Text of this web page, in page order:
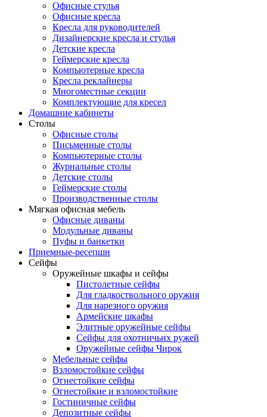
Офисные стулья
Офисные кресла
Кресла для руководителей
Дизайнерские кресла и стулья
Детские кресла
Геймерские кресла
Компьютерные кресла
Кресла реклайнеры
Многоместные секции
Комплектующие для кресел
Домашние кабинеты
Столы
Офисные столы
Письменные столы
Компьютерные столы
Журнальные столы
Детские столы
Геймерские столы
Производственные столы
Мягкая офисная мебель
Офисные диваны
Модульные диваны
Пуфы и банкетки
Приемные-ресепшн
Сейфы
Оружейные шкафы и сейфы
Пистолетные сейфы
Для гладкоствольного оружия
Для нарезного оружия
Армейские шкафы
Элитные оружейные сейфы
Сейфы для охотничьих ружей
Оружейные сейфы Чирок
Мебельные сейфы
Взломостойкие сейфы
Огнестойкие сейфы
Огнестойкие и взломостойкие
Гостиничные сейфы
Депозитные сейфы